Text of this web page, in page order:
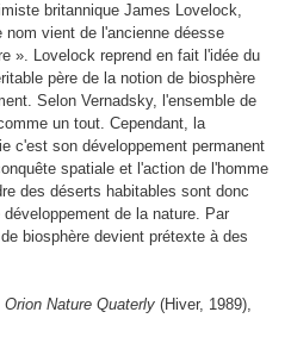
britannique James Lovelock,
nom vient de l'ancienne déesse
». Lovelock reprend en fait l'idée du
père de la notion de biosphère
Selon Vernadsky, l'ensemble de
un tout. Cependant, la
c'est son développement permanent
spatiale et l'action de l'homme
des déserts habitables sont donc
de la nature. Par
biosphère devient prétexte à des
Orion Nature Quaterly (Hiver, 1989),